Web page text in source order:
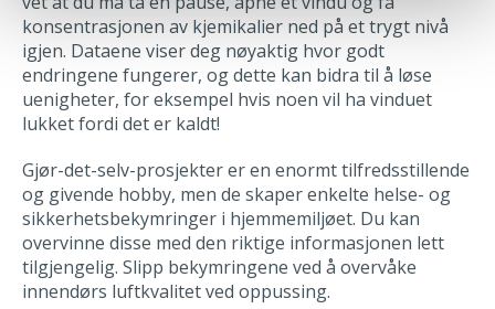
konsentrasjonen av kjemikalier ned på et trygt nivå
igjen. Dataene viser deg nøyaktig hvor godt
endringene fungerer, og dette kan bidra til å løse
uenigheter, for eksempel hvis noen vil ha vinduet
lukket fordi det er kaldt!
Gjør-det-selv-prosjekter er en enormt tilfredsstillende
og givende hobby, men de skaper enkelte helse- og
sikkerhetsbekymringer i hjemmemiljøet. Du kan
overvinne disse med den riktige informasjonen lett
tilgjengelig. Slipp bekymringene ved å overvåke
innendørs luftkvalitet ved oppussing.